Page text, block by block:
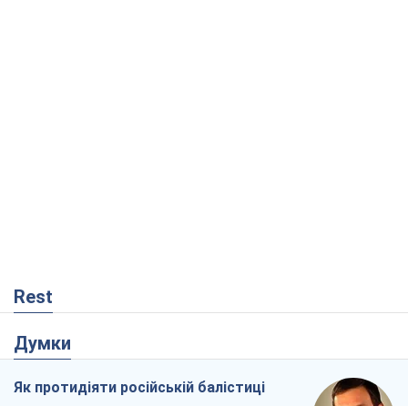
Rest
Думки
Як протидіяти російській балістиці